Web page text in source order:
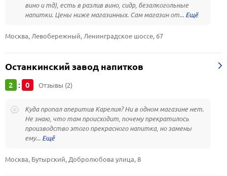
вино и тд), есть в разлив вино, сидр, безалкогольные
напитки. Цены ниже магазинных. Сам магазин от...
Москва, Левобережный, Ленинградское шоссе, 67
Останкинский завод напитков
2 : 0 Отзывы (2)
Куда пропал аперитив Карелия? Ни в одном магазине нет.
Не знаю, что там происходит, почему прекратилось
производство этого прекрасного напитка, но замены
ему...
Москва, Бутырский, Добролюбова улица, 8